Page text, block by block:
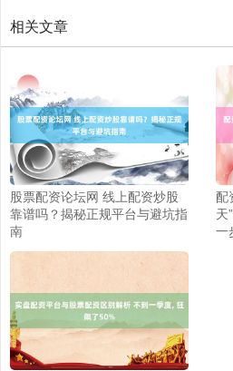
相关文章
股票配资论坛网 线上配资炒股
靠谱吗？揭秘正规平台与避坑指
南
配
天
一
上证综指 3942.72